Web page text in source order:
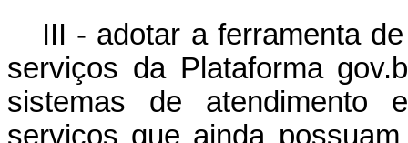
III - adotar a ferramenta
serviços da Plataforma
sistemas de atendimento
serviços que ainda